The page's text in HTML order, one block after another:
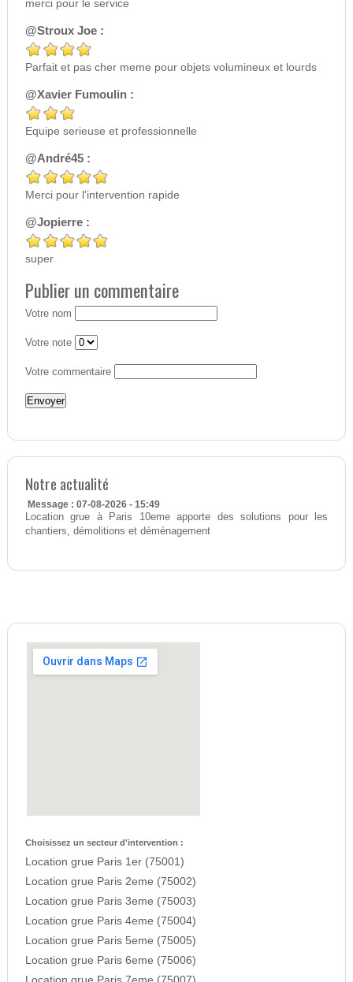
merci pour le service
@Stroux Joe :
Parfait et pas cher meme pour objets volumineux et lourds
@Xavier Fumoulin :
Equipe serieuse et professionnelle
@André45 :
Merci pour l'intervention rapide
@Jopierre :
super
Publier un commentaire
Votre nom
Votre note
Votre commentaire
Notre actualité
Message : 07-08-2026 - 15:49
Location grue à Paris 10eme apporte des solutions pour les
chantiers, démolitions et déménagement
Choisissez un secteur d'intervention :
Location grue Paris 1er (75001)
Location grue Paris 2eme (75002)
Location grue Paris 3eme (75003)
Location grue Paris 4eme (75004)
Location grue Paris 5eme (75005)
Location grue Paris 6eme (75006)